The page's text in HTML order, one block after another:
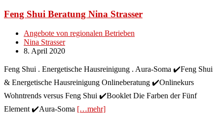
Feng Shui Beratung Nina Strasser
Angebote von regionalen Betrieben
Nina Strasser
8. April 2020
Feng Shui . Energetische Hausreinigung . Aura-Soma ✔️Feng Shui
& Energetische Hausreinigung Onlineberatung ✔️Onlinekurs
Wohntrends versus Feng Shui ✔️Booklet Die Farben der Fünf
Element ✔️Aura-Soma […mehr]